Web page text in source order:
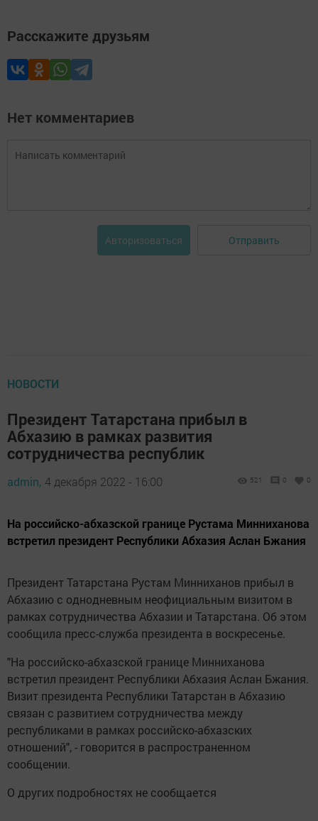
Расскажите друзьям
Нет комментариев
Авторизоваться Отправить
НОВОСТИ
Президент Татарстана прибыл в
Абхазию в рамках развития
сотрудничества республик
admin, 4 декабря 2022 - 16:00 521 0 0
На российско-абхазской границе Рустама Минниханова
встретил президент Республики Абхазия Аслан Бжания
Президент Татарстана Рустам Минниханов прибыл в
Абхазию с однодневным неофициальным визитом в
рамках сотрудничества Абхазии и Татарстана. Об этом
сообщила пресс-служба президента в воскресенье.
"На российско-абхазской границе Минниханова
встретил президент Республики Абхазия Аслан Бжания.
Визит президента Республики Татарстан в Абхазию
связан с развитием сотрудничества между
республиками в рамках российско-абхазских
отношений", - говорится в распространенном
сообщении.
О других подробностях не сообщается